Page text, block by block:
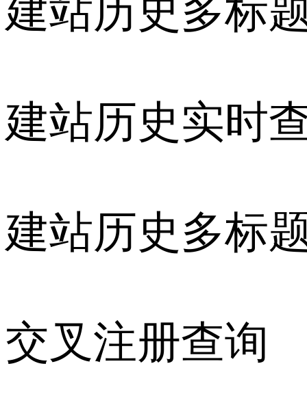
建站历史多标
建站历史实时
建站历史多标
交叉注册查询